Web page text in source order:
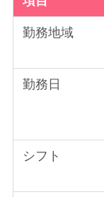
勤務地域
勤務日
シフト